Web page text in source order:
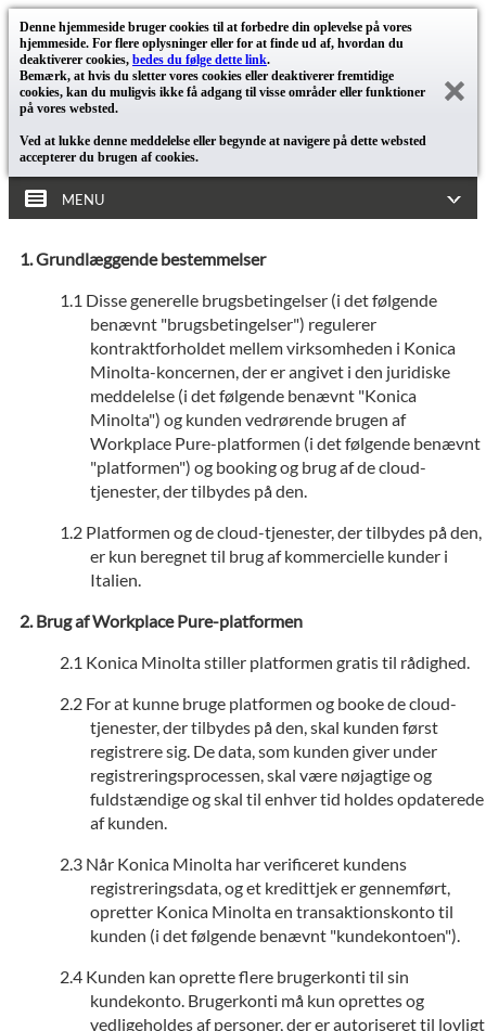
Denne hjemmeside bruger cookies til at forbedre din oplevelse på vores
hjemmeside. For flere oplysninger eller for at finde ud af, hvordan du
deaktiverer cookies, bedes du følge dette link.
Bemærk, at hvis du sletter vores cookies eller deaktiverer fremtidige
cookies, kan du muligvis ikke få adgang til visse områder eller funktioner
på vores websted.
Ved at lukke denne meddelelse eller begynde at navigere på dette websted
accepterer du brugen af cookies.
MENU
Grundlæggende bestemmelser
Disse generelle brugsbetingelser (i det følgende
benævnt "brugsbetingelser") regulerer
kontraktforholdet mellem virksomheden i Konica
Minolta-koncernen, der er angivet i den juridiske
meddelelse (i det følgende benævnt "Konica
Minolta") og kunden vedrørende brugen af
Workplace Pure-platformen (i det følgende benævnt
"platformen") og booking og brug af de cloud-
tjenester, der tilbydes på den.
Platformen og de cloud-tjenester, der tilbydes på den,
er kun beregnet til brug af kommercielle kunder i
Italien.
Brug af Workplace Pure-platformen
Konica Minolta stiller platformen gratis til rådighed.
For at kunne bruge platformen og booke de cloud-
tjenester, der tilbydes på den, skal kunden først
registrere sig. De data, som kunden giver under
registreringsprocessen, skal være nøjagtige og
fuldstændige og skal til enhver tid holdes opdaterede
af kunden.
Når Konica Minolta har verificeret kundens
registreringsdata, og et kredittjek er gennemført,
opretter Konica Minolta en transaktionskonto til
kunden (i det følgende benævnt "kundekontoen").
Kunden kan oprette flere brugerkonti til sin
kundekonto. Brugerkonti må kun oprettes og
vedligeholdes af personer, der er autoriseret til lovligt